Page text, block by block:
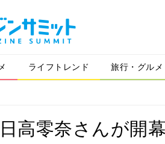
ライフトレンド 旅行・グルメ
日高零奈さんが開